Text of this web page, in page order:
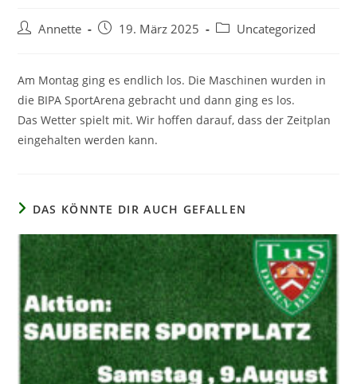
Annette 19. März 2025 Uncategorized
Am Montag ging es endlich los. Die Maschinen wurden in
die BIPA SportArena gebracht und dann ging es los.
Das Wetter spielt mit. Wir hoffen darauf, dass der Zeitplan
eingehalten werden kann.
DAS KÖNNTE DIR AUCH GEFALLEN